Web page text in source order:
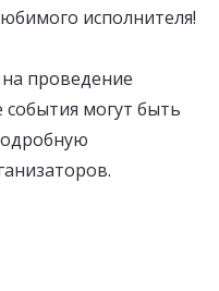
исполнителя!
проведение
могут быть